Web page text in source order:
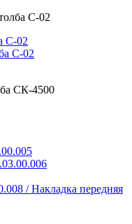
С-02
С-02
С-02
СК-4500
/ Накладка передняя